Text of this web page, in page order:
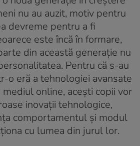
nu au auzit, motiv pentru
devreme pentru a fi
este încă în formare,
din această generație nu
Pentru că s-au
o eră a tehnologiei avansate
mediul online, acești copii vor
inovații tehnologice,
comportamentul și modul
cu lumea din jurul lor.